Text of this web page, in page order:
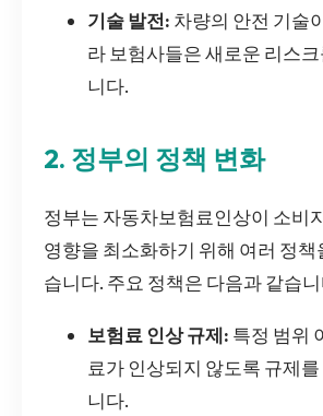
기술 발전: 차량의 안전 기술
라 보험사들은 새로운 리스
니다.
2. 정부의 정책 변화
정부는 자동차보험료인상이 소비
영향을 최소화하기 위해 여러 정책
습니다. 주요 정책은 다음과 같습
보험료 인상 규제: 특정 범위
료가 인상되지 않도록 규제
니다.